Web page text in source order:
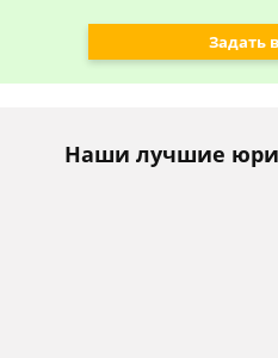
Задать
Наши лучшие